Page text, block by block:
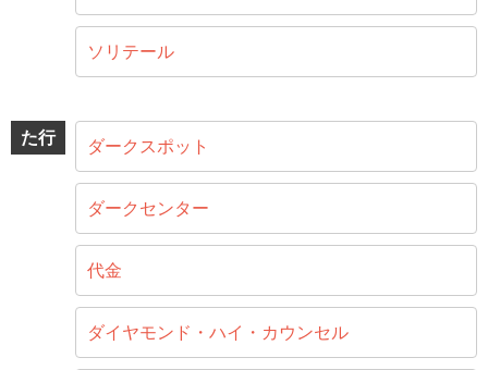
ソリテール
た行 ダークスポット
ダークセンター
代金
ダイヤモンド・ハイ・カウンセル